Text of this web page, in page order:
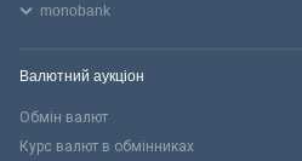
monobank
Валютний аукціон
Обмін валют
Курс валют в обмінниках